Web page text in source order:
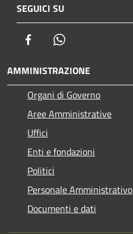
SEGUICI SU
Facebook
AMMINISTRAZIONE
Organi di Governo
Aree Amministrative
Uffici
Enti e fondazioni
Politici
Personale Amministrativo
Documenti e dati